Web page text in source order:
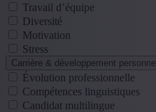
Travail d’équipe
Diversité
Motivation
Stress
Carrière & développement personnel
Évolution professionnelle
Compétences linguistiques
Candidat multilingue